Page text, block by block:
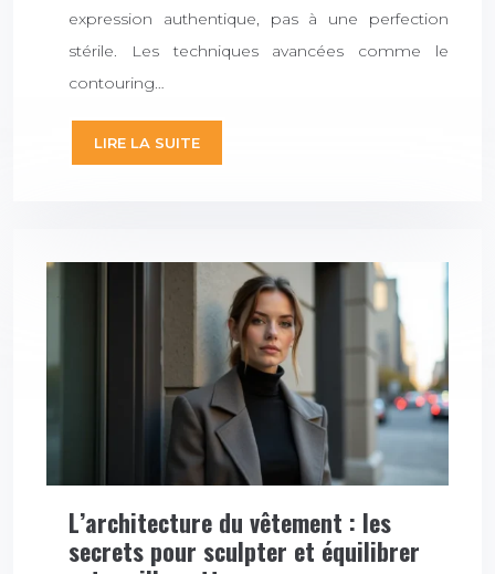
expression authentique, pas à une perfection
stérile. Les techniques avancées comme le
contouring…
LIRE LA SUITE
L’architecture du vêtement : les
secrets pour sculpter et équilibrer